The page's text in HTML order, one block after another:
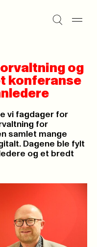
og
konferanse
vi fagdager for
for
samlet mange
Dagene ble fylt
og et bredt